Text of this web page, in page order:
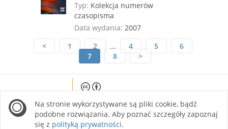
Typ: Kolekcja numerów
czasopisma
Data wydania: 2007
<
1 2 ... 4 5
6
7
8 >
site is licensed under a Creative Commons
Attribution 4.0 International license.
Na stronie wykorzystywane są pliki cookie, bądź
podobne rozwiązania. Aby poznać szczegóły zapoznaj
się z polityką prywatności.